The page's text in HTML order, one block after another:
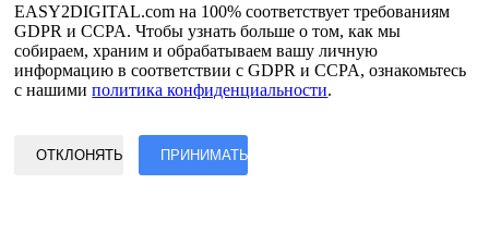
EASY2DIGITAL.com на 100% соответствует требованиям
GDPR и CCPA. Чтобы узнать больше о том, как мы
собираем, храним и обрабатываем вашу личную
информацию в соответствии с GDPR и CCPA, ознакомьтесь
с нашимиполитика конфиденциальности.
ОТКЛОНЯТЬ ПРИНИМАТЬ
испанский
Французский
корейский
Политика конфиденциальности и обработки данных
©2017 - 2026 Авторские права защищены EASY2DIGITAL